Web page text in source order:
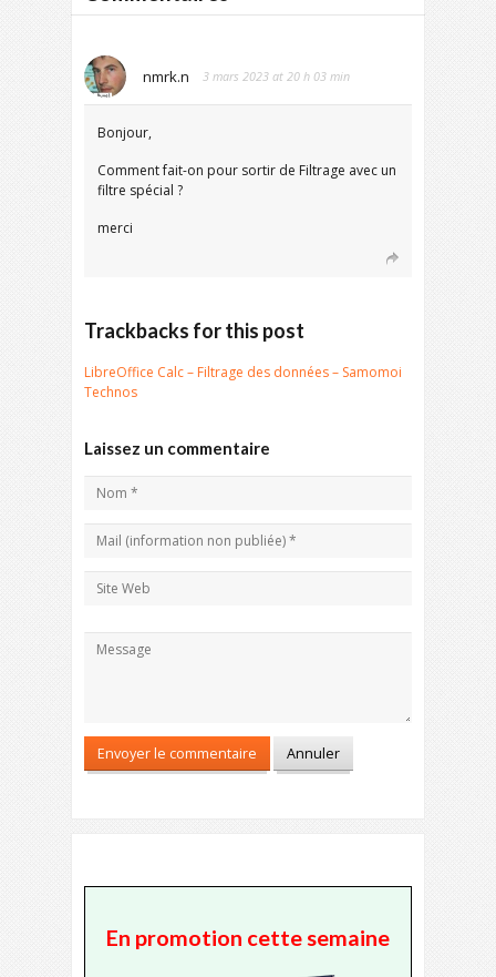
nmrk.n 3 mars 2023 at 20 h 03 min
Bonjour,
Comment fait-on pour sortir de Filtrage avec un
filtre spécial ?
merci
Trackbacks for this post
LibreOffice Calc – Filtrage des données – Samomoi
Technos
Laissez un commentaire
En promotion cette semaine